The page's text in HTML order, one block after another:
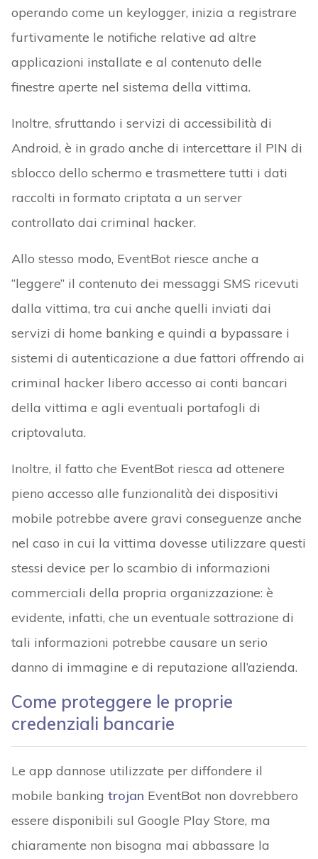
operando come un keylogger, inizia a registrare
furtivamente le notifiche relative ad altre
applicazioni installate e al contenuto delle
finestre aperte nel sistema della vittima.
Inoltre, sfruttando i servizi di accessibilità di
Android, è in grado anche di intercettare il PIN di
sblocco dello schermo e trasmettere tutti i dati
raccolti in formato criptata a un server
controllato dai criminal hacker.
Allo stesso modo, EventBot riesce anche a
“leggere” il contenuto dei messaggi SMS ricevuti
dalla vittima, tra cui anche quelli inviati dai
servizi di home banking e quindi a bypassare i
sistemi di autenticazione a due fattori offrendo ai
criminal hacker libero accesso ai conti bancari
della vittima e agli eventuali portafogli di
criptovaluta.
Inoltre, il fatto che EventBot riesca ad ottenere
pieno accesso alle funzionalità dei dispositivi
mobile potrebbe avere gravi conseguenze anche
nel caso in cui la vittima dovesse utilizzare questi
stessi device per lo scambio di informazioni
commerciali della propria organizzazione: è
evidente, infatti, che un eventuale sottrazione di
tali informazioni potrebbe causare un serio
danno di immagine e di reputazione all’azienda.
Come proteggere le proprie
credenziali bancarie
Le app dannose utilizzate per diffondere il
mobile banking trojan EventBot non dovrebbero
essere disponibili sul Google Play Store, ma
chiaramente non bisogna mai abbassare la